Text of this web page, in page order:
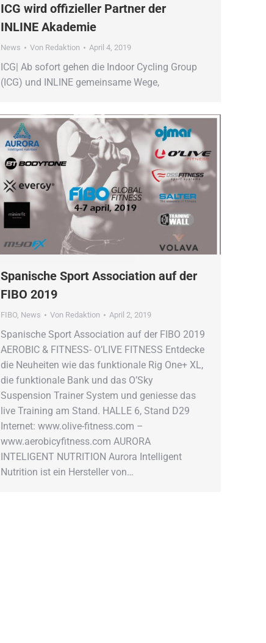
ICG wird offizieller Partner der
INLINE Akademie
News Von Redaktion April 4, 2019
ICG| Ab sofort gehen die Indoor Cycling Group
(ICG) und INLINE gemeinsame Wege,
Spanische Sport Association auf der
FIBO 2019
FIBO, News Von Redaktion April 2, 2019
Spanische Sport Association auf der FIBO 2019
AEROBIC & FITNESS- O’LIVE FITNESS Entdecke
die Neuheiten wie das funktionale Rig One+ XL,
die funktionale Bank und das O’Sky
Suspension Trainer System und geniesse das
live Training am Stand. HALLE 6, Stand D29
Internet: www.olive-fitness.com –
www.aerobicyfitness.com AURORA
INTELIGENT NUTRITION Aurora Intelligent
Nutrition ist ein Hersteller von…